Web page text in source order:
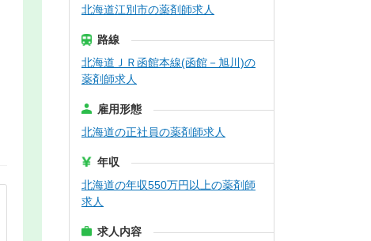
北海道江別市の薬剤師求人
路線
北海道ＪＲ函館本線(函館－旭川)の
薬剤師求人
雇用形態
北海道の正社員の薬剤師求人
年収
北海道の年収550万円以上の薬剤師
求人
求人内容